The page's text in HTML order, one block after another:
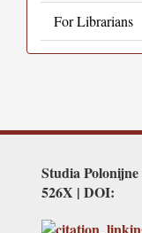
For Librarians
Studia Polonijne
526X | DOI: